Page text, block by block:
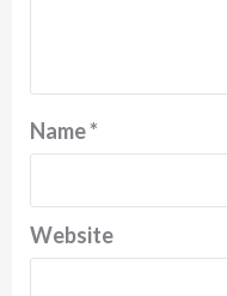
Name*
Website